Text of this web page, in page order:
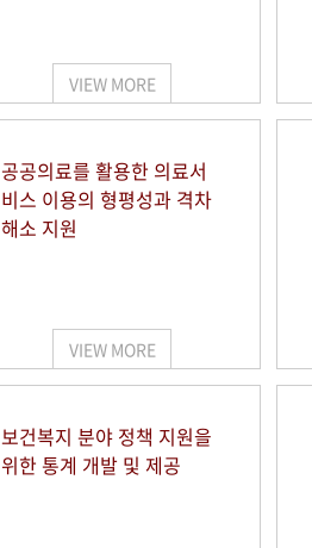
VIEW MORE
공공의료를 활용한 의료서
비스 이용의 형평성과 격차
해소 지원
VIEW MORE
보건복지 분야 정책 지원을
위한 통계 개발 및 제공